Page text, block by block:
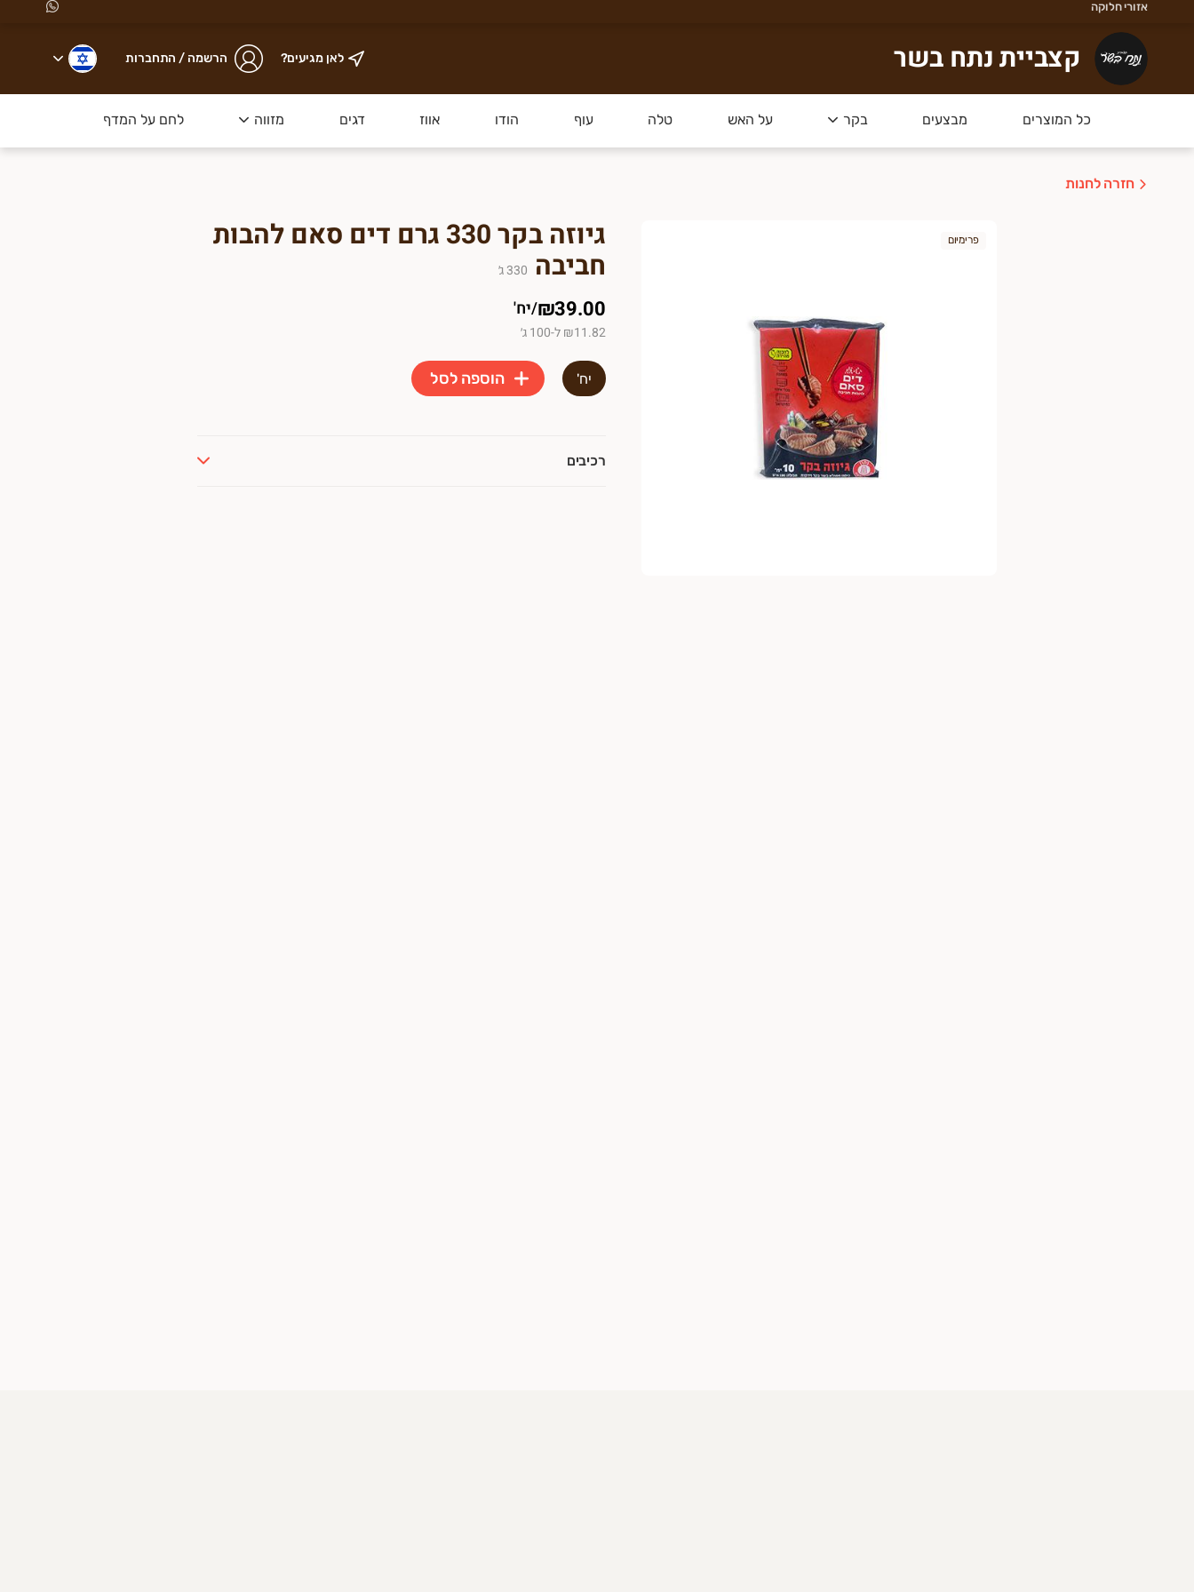
קצביית נתח בשר
מקור הבשר שלנו הוא מרעה טבעי ברמת הגולן - טרי, איכותי ומלא בטעם. אנחנו מבצעים
אזורי חלוקה
קצביית נתח בשר לאן מגיעים? הרשמה / התחברות
כל המוצרים מבצעים בקר על האש טלה עוף הודו אווז דגים מזווה לחם על המדף
חזרה לחנות
פרימיום גיוזה בקר 330 גרם דים סאם להבות
חביבה 330ג׳
₪39.00
/יח'
₪11.82 ל-100 ג׳
יח' הוספה לסל
רכיבים